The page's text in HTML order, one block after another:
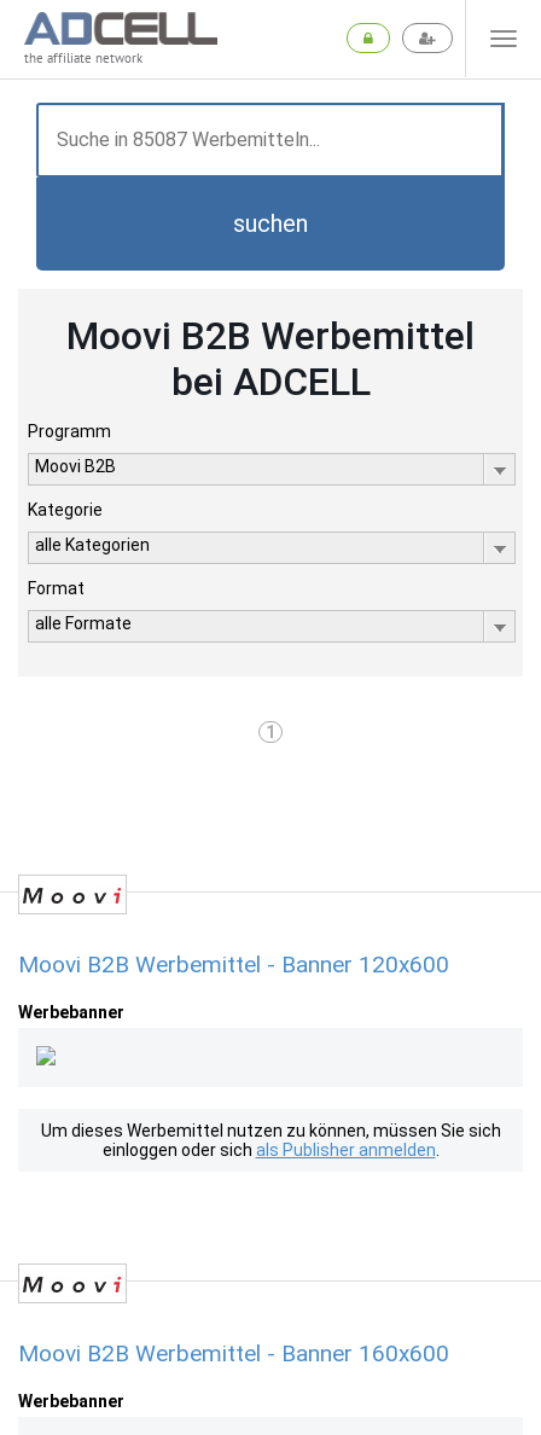
the affiliate network
suchen
Moovi B2B Werbemittel
bei ADCELL
Programm
Moovi B2B
Kategorie
alle Kategorien
Format
alle Formate
1
Moovi B2B Werbemittel - Banner 120x600
Werbebanner
Um dieses Werbemittel nutzen zu können, müssen Sie sich
einloggen oder sich als Publisher anmelden
Moovi B2B Werbemittel - Banner 160x600
Werbebanner